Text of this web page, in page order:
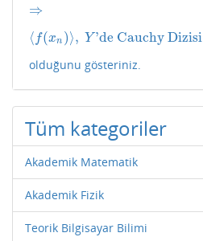
⇒
⇒
⟨ f(xn )⟩, Y'de Cauchy Dizisi
⟨f(xn)⟩ Y'de Cauchy Dizisi
olduğunu gösteriniz.
Tüm kategoriler
Akademik Matematik
Akademik Fizik
Teorik Bilgisayar Bilimi